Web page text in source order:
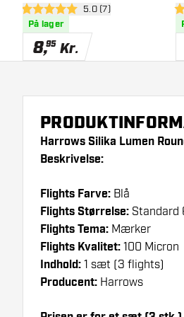
Crystalline Coated - Dart
Flights
åbn anmeldelsespanel
5 bedømmelsesstjerner
5.0 (7)
På lager
8,95 Kr.
5
Harrows Silika Lumen
Beskrivelse:
Flights Farve: Blå
Flights Størrelse: Standard
Flights Tema: Mærker
Flights Kvalitet: 100 Micron
Indhold: 1 sæt (3 flights)
Producent: Harrows